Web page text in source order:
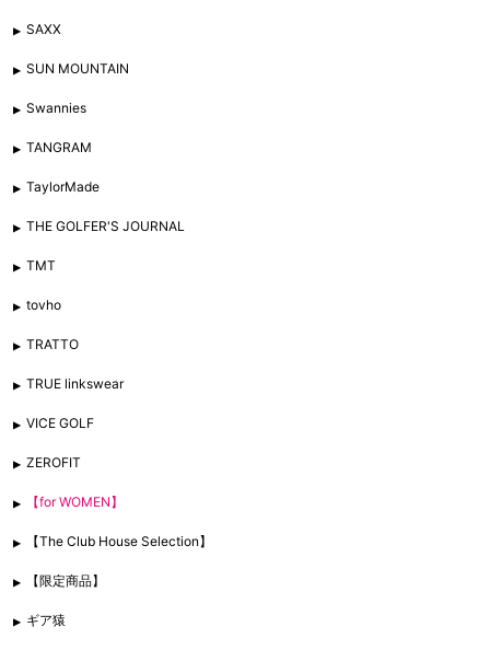
SAXX
SUN MOUNTAIN
Swannies
TANGRAM
TaylorMade
THE GOLFER'S JOURNAL
TMT
tovho
TRATTO
TRUE linkswear
VICE GOLF
ZEROFIT
【for WOMEN】
【The Club House Selection】
【限定商品】
ギア猿